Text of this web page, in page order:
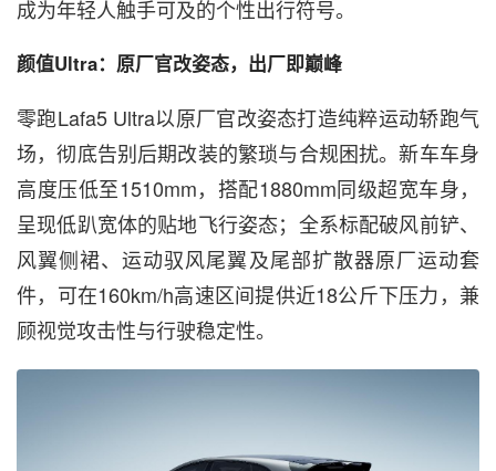
成为年轻人触手可及的个性出行符号。
颜值Ultra：原厂官改姿态，出厂即巅峰
零跑Lafa5 Ultra以原厂官改姿态打造纯粹运动轿跑气
场，彻底告别后期改装的繁琐与合规困扰。新车车身
高度压低至1510mm，搭配1880mm同级超宽车身，
呈现低趴宽体的贴地飞行姿态；全系标配破风前铲、
风翼侧裙、运动驭风尾翼及尾部扩散器原厂运动套
件，可在160km/h高速区间提供近18公斤下压力，兼
顾视觉攻击性与行驶稳定性。